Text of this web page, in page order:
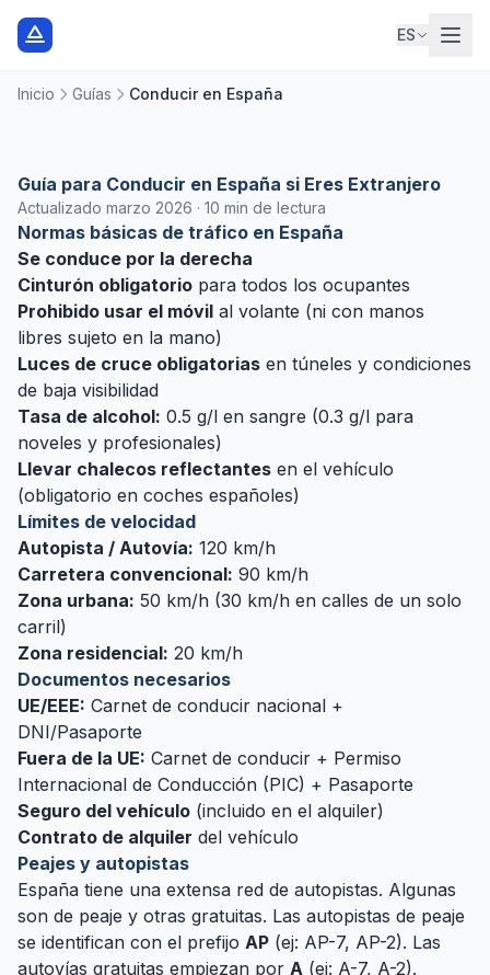
ES
Inicio Guías Conducir en España
Guía para Conducir en España si Eres Extranjero
Actualizado marzo 2026 · 10 min de lectura
Normas básicas de tráfico en España
Se conduce por la derecha
Cinturón obligatorio para todos los ocupantes
Prohibido usar el móvil al volante (ni con manos
libres sujeto en la mano)
Luces de cruce obligatorias en túneles y condiciones
de baja visibilidad
Tasa de alcohol: 0.5 g/l en sangre (0.3 g/l para
noveles y profesionales)
Llevar chalecos reflectantes en el vehículo
(obligatorio en coches españoles)
Límites de velocidad
Autopista / Autovía: 120 km/h
Carretera convencional: 90 km/h
Zona urbana: 50 km/h (30 km/h en calles de un solo
carril)
Zona residencial: 20 km/h
Documentos necesarios
UE/EEE: Carnet de conducir nacional +
DNI/Pasaporte
Fuera de la UE: Carnet de conducir + Permiso
Internacional de Conducción (PIC) + Pasaporte
Seguro del vehículo (incluido en el alquiler)
Contrato de alquiler del vehículo
Peajes y autopistas
España tiene una extensa red de autopistas. Algunas
son de peaje y otras gratuitas. Las autopistas de peaje
se identifican con el prefijo AP (ej: AP-7, AP-2). Las
autovías gratuitas empiezan por A (ej: A-7, A-2).